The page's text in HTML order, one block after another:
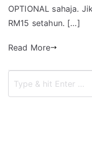
OPTIONAL sahaja.
RM15 setahun. […]
Read More